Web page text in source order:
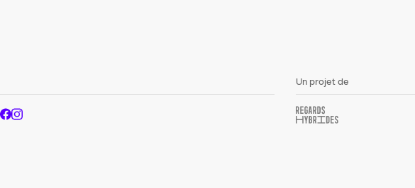
Un projet de